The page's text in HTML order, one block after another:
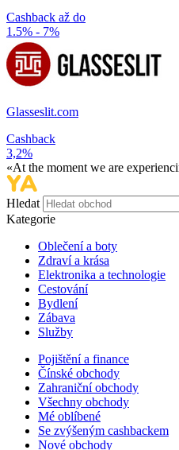
Cashback až do
1.5% - 7%
Glasseslit.com
Cashback
3,2%
«At the moment we are
Hledat
Kategorie
Oblečení a boty
Zdraví a krása
Elektronika a technologie
Cestování
Bydlení
Zábava
Služby
Pojištění a finance
Čínské obchody
Zahraniční obchody
Všechny obchody
Mé oblíbené
Se zvýšeným cashbackem
Nové obchody